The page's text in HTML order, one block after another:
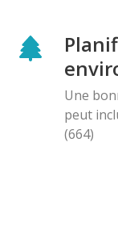
Une
peut
(664)